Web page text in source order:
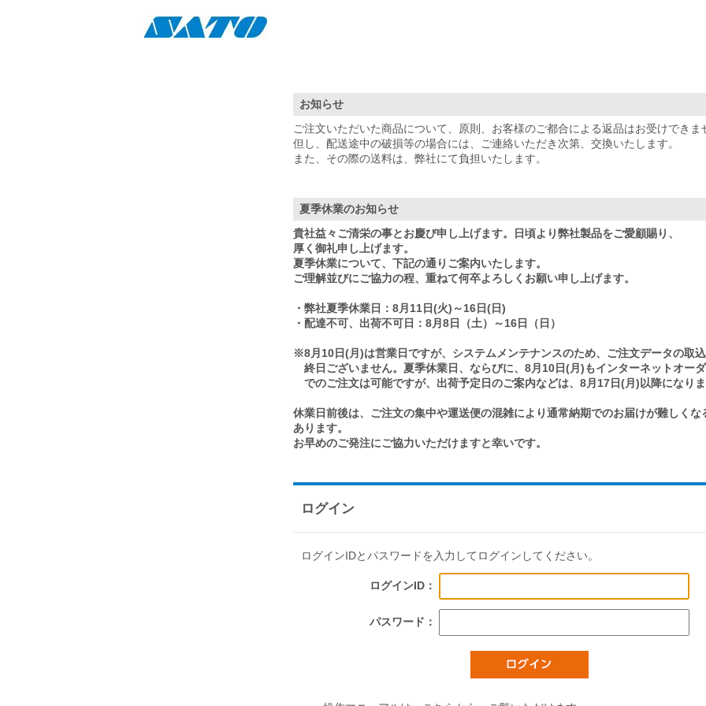
お知らせ
ご注文いただいた商品について、原則、お客様のご都合による返品はお受けできま
但し、配送途中の破損等の場合には、ご連絡いただき次第、交換いたします。
また、その際の送料は、弊社にて負担いたします。
夏季休業のお知らせ
貴社益々ご清栄の事とお慶び申し上げます。日頃より弊社製品をご愛顧賜り、
厚く御礼申し上げます。
夏季休業について、下記の通りご案内いたします。
ご理解並びにご協力の程、重ねて何卒よろしくお願い申し上げます。
・弊社夏季休業日：8月11日(火)～16日(日)
・配達不可、出荷不可日：8月8日（土）～16日（日）
※8月10日(月)は営業日ですが、システムメンテナンスのため、ご注文データの取
終日ございません。夏季休業日、ならびに、8月10日(月)もインターネットオー
でのご注文は可能ですが、出荷予定日のご案内などは、8月17日(月)以降になり
休業日前後は、ご注文の集中や運送便の混雑により通常納期でのお届けが難しくな
あります。
お早めのご発注にご協力いただけますと幸いです。
ログイン
ログインIDとパスワードを入力してログインしてください。
ログインID：
パスワード：